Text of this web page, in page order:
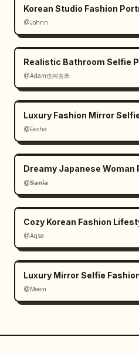
Korean Studio Fashion
@Johnn
Realistic Bathroom Selfie
@Adam也叫吉米
Luxury Fashion Mirror
@Eesha
Dreamy Japanese
@𝗦𝗮𝗻𝗶𝗮
Cozy Korean Fashion
@Aqsa
Luxury Mirror Selfie
@Meem